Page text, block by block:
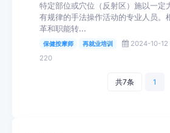
特定部位或穴位（反射区）施以一定
有规律的手法操作活动的专业人员。
革和职能转...
保健按摩师 再就业培训 2024-10-12
220
共7条 1